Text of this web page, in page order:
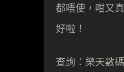
都唔使，咁又
好啦！
查詢：樂天數碼